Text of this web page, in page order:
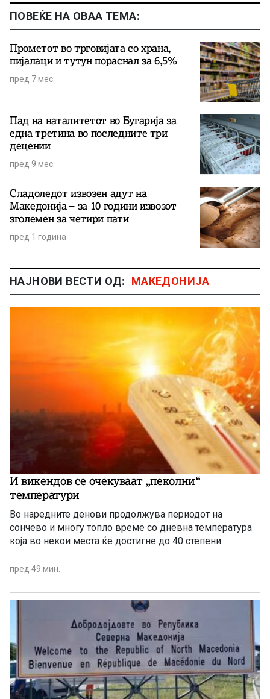
ПОВЕЌЕ НА ОВАА ТЕМА:
Прометот во трговијата со храна,
пијалаци и тутун пораснал за 6,5%
пред 7 мес.
Пад на наталитетот во Бугарија за
една третина во последните три
децении
пред 9 мес.
Сладоледот извозен адут на
Македонија – за 10 години извозот
зголемен за четири пати
пред 1 година
НАЈНОВИ ВЕСТИ ОД: МАКЕДОНИЈА
И викендов се очекуваат „пеколни“
температури
Во наредните денови продолжува периодот на
сончево и многу топло време со дневна температура
која во некои места ќе достигне до 40 степени
пред 49 мин.